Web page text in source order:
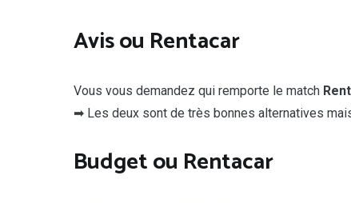
Avis ou Rentacar
Vous vous demandez qui remporte le match
➡ Les deux sont de très bonnes alternatives
Budget ou Rentacar